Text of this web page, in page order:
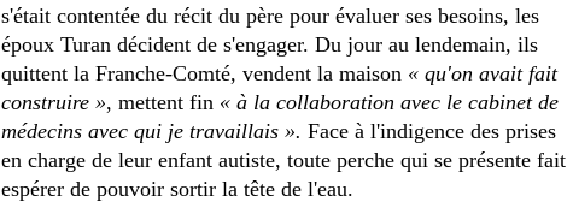
s'était contentée du récit du père pour évaluer ses besoins, les
époux Turan décident de s'engager. Du jour au lendemain, ils
quittent la Franche-Comté, vendent la maison « qu'on avait fait
construire », mettent fin « à la collaboration avec le cabinet de
médecins avec qui je travaillais ». Face à l'indigence des prises
en charge de leur enfant autiste, toute perche qui se présente fait
espérer de pouvoir sortir la tête de l'eau.